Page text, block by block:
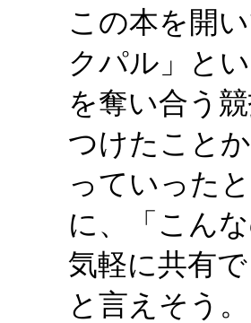
この本を開
クパル」と
を奪い合う
つけたこと
っていった
に、「こん
気軽に共有
と言えそう。